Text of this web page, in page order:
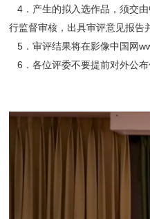
4．产生的拟入选作品，须交
行监督审核，出具审评意见报告
5．审评结果将在影像中国网
6．各位评委不要提前对外公